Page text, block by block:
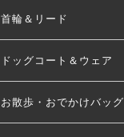
首輪＆リード
ドッグコート＆ウェア
お散歩・おでかけバッグ